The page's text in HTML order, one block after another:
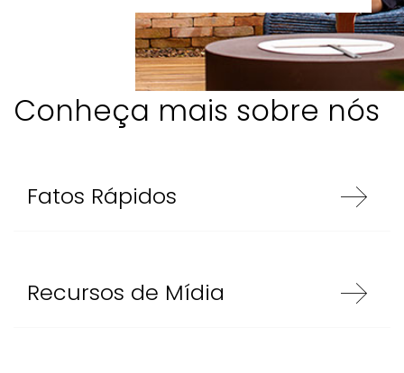
Conheça mais sobre nós
Fatos Rápidos
Recursos de Mídia